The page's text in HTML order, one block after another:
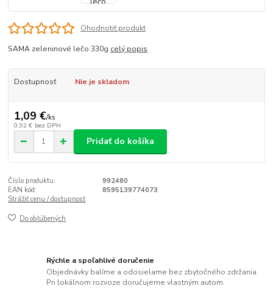
Ohodnotiť produkt
SAMA zeleninové lečo 330g celý popis
Dostupnosť Nie je skladom
1,09 €/ks
0,92 € bez DPH
Pridať do košíka
Číslo produktu:
992480
EAN kód:
8595139774073
Strážiť cenu / dostupnosť
Do obľúbených
Rýchle a spoľahlivé doručenie
Objednávky balíme a odosielame bez zbytočného zdržania.
Pri lokálnom rozvoze doručujeme vlastným autom.